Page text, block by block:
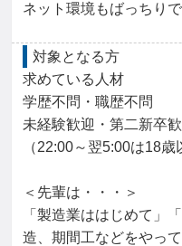
ネット環境もばっちりで
対象となる方
求めている人材
学歴不問・職歴不問
未経験歓迎・第二新卒
（22:00～翌5:00は18歳
＜先輩は・・・＞
「製造業ははじめて」
造、期間工などをやって